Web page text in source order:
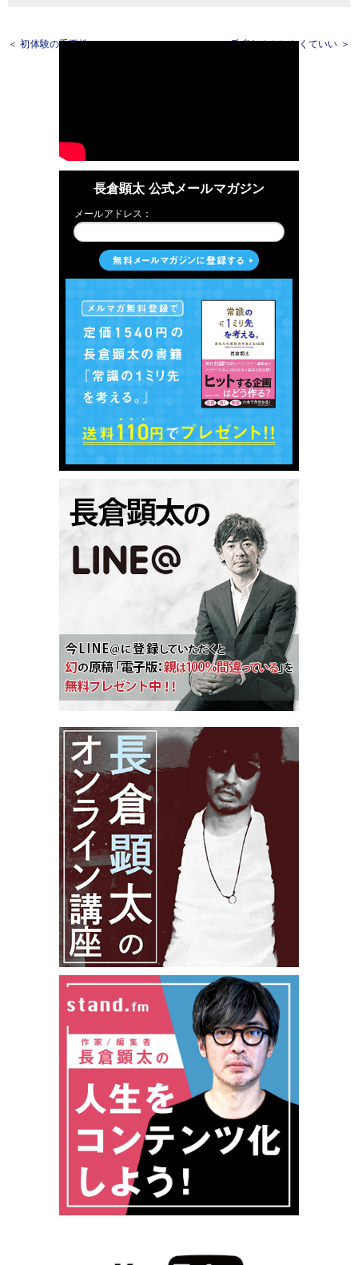
＜ 初体験の重要性 反省なんかしなくていい ＞
長倉顕太 公式メールマガジン
メールアドレス：